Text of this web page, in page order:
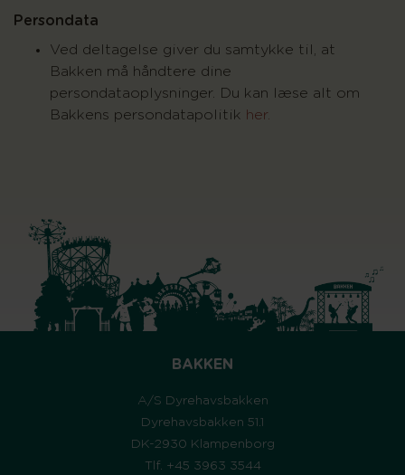
Persondata
Ved deltagelse giver du samtykke til, at
Bakken må håndtere dine
persondataoplysninger. Du kan læse alt om
Bakkens persondatapolitik her.
BAKKEN
A/S Dyrehavsbakken
Dyrehavsbakken 51.1
DK-2930 Klampenborg
Tlf. +45 3963 3544